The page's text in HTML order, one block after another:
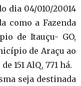
dia 04/010/20014
como a Fazenda
de Itauçu- GO,
de Araçu ao
151 AlQ, 771 há.
seja destinada